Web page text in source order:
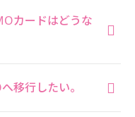
カードはどうな
移行したい。